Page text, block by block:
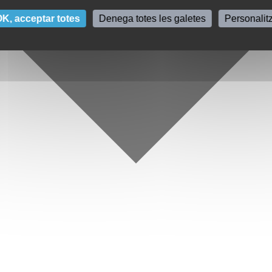
acceptar totes Denega totes les galetes